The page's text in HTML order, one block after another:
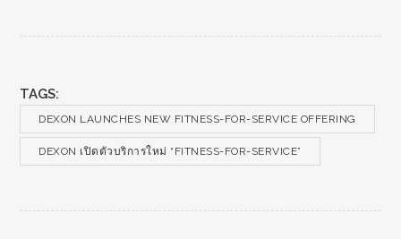
TAGS:
DEXON LAUNCHES NEW FITNESS-FOR-SERVICE OFFERING
DEXON เปิดตัวบริการใหม่ “FITNESS-FOR-SERVICE”